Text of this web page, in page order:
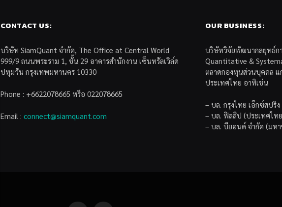
CONTACT US:
บริษัท SiamQuant จำกัด, The Office at Central World
999/9 ถนนพระราม 1, ชั้น 29 อาคารสำนักงาน เซ็นทรัลเวิล์ด
ปทุมวัน กรุงเทพมหานคร 10330
Phone : +6622078665 หรือ 022078665
Email : connect@siamquant.com
OUR BUSINESS:
บริษัทวิจัยพัฒนากลยุทธ์ก
Quantitative &
ตลาดกองทุนส่วนบุคคล แ
ประเทศไทย อาทิเช่น
– บล. กรุงไทย เอ็กซ์สปริง
– บล. ฟิลลิป (ประเทศไท
– บล. บียอนด์ จำกัด (มห